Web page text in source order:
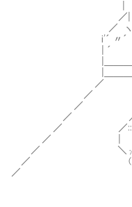
|
／| ￣
／ ヽ〃＿＿
i'´ 〃´ /|＿＿＿
| ´
|＿＿＿＿＿
|＿＿＿＿＿
／
／ ＿＿
／ ／⌒
／ ／（ ●） （●）
／ ／::::::⌒（__
／ | ｡｀
／ ＼γ⌒/
／ ( ^ノ
／